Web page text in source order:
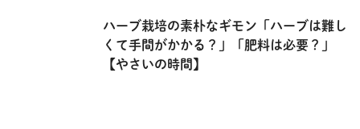
ハーブ栽培の素朴なギモン「ハーブは難し
くて手間がかかる？」「肥料は必要？」
【やさいの時間】